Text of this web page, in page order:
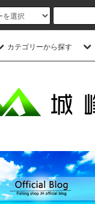
カテゴリーから探す